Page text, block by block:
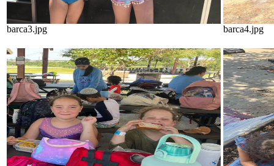
barca3.jpg barca4.jpg